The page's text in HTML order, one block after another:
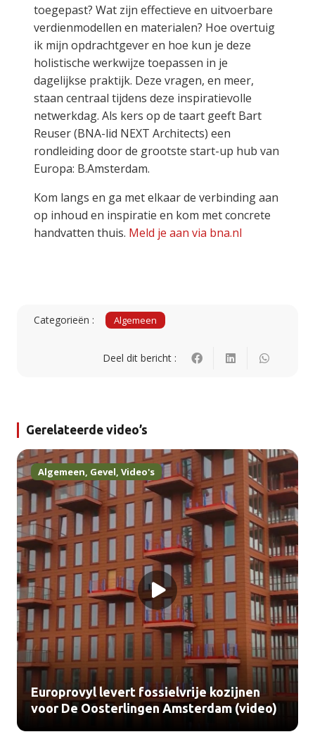
toegepast? Wat zijn effectieve en uitvoerbare
verdienmodellen en materialen? Hoe overtuig
ik mijn opdrachtgever en hoe kun je deze
holistische werkwijze toepassen in je
dagelijkse praktijk. Deze vragen, en meer,
staan centraal tijdens deze inspiratievolle
netwerkdag. Als kers op de taart geeft Bart
Reuser (BNA-lid NEXT Architects) een
rondleiding door de grootste start-up hub van
Europa: B.Amsterdam.
Kom langs en ga met elkaar de verbinding aan
op inhoud en inspiratie en kom met concrete
handvatten thuis. Meld je aan via bna.nl
Categorieën : Algemeen
Deel dit bericht :
Gerelateerde video’s
Algemeen, Gevel, Video's
Europrovyl levert fossielvrije kozijnen
voor De Oosterlingen Amsterdam (video)